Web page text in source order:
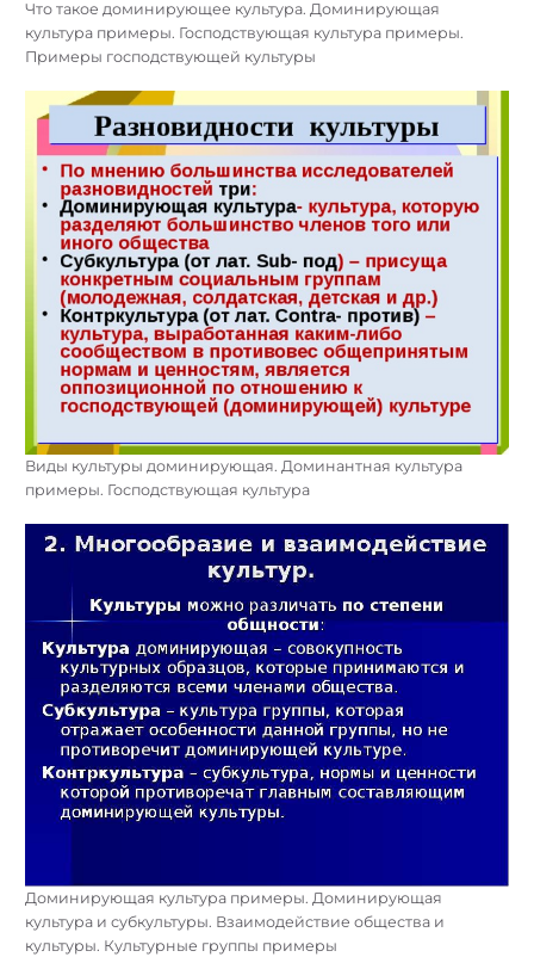
Что такое доминирующее культура. Доминирующая
культура примеры. Господствующая культура примеры.
Примеры господствующей культуры
Виды культуры доминирующая. Доминантная культура
примеры. Господствующая культура
Доминирующая культура примеры. Доминирующая
культура и субкультуры. Взаимодействие общества и
культуры. Культурные группы примеры